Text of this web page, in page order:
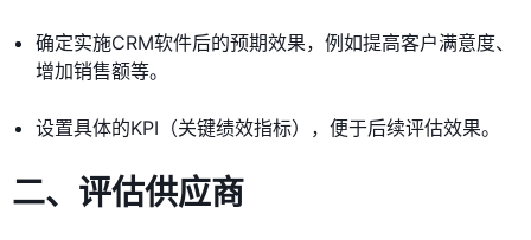
确定实施CRM软件后的预期效果，例如提高客户满意度、
增加销售额等。
设置具体的KPI（关键绩效指标），便于后续评估效果。
二、评估供应商